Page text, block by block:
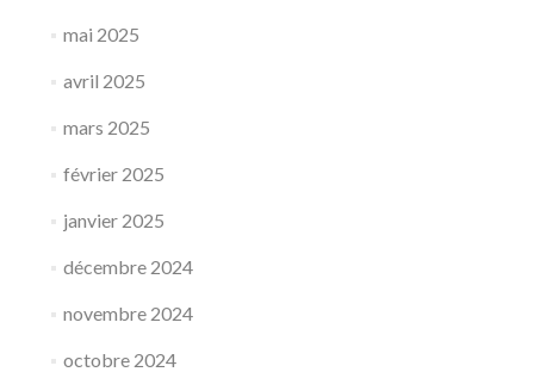
mai 2025
avril 2025
mars 2025
février 2025
janvier 2025
décembre 2024
novembre 2024
octobre 2024